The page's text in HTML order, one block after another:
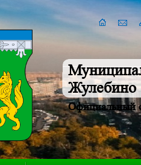
Жулебино
Официальный